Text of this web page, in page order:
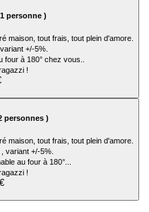
personne )
maison, tout frais, tout plein d'amore.
+/-5%.
four à 180° chez vous..
!
personnes )
maison, tout frais, tout plein d'amore.
variant +/-5%.
au four à 180°...
!